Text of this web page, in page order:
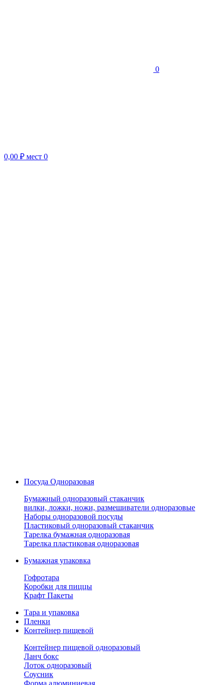
0
0,00 ₽ мест 0
Посуда Одноразовая
Бумажный одноразовый стаканчик
вилки, ложки, ножи, размешиватели одноразовые
Наборы одноразовой посуды
Пластиковый одноразовый стаканчик
Тарелка бумажная одноразовая
Тарелка пластиковая одноразовая
Бумажная упаковка
Гофротара
Коробки для пиццы
Крафт Пакеты
Тара и упаковка
Пленки
Контейнер пищевой
Контейнер пищевой одноразовый
Ланч бокс
Лоток одноразовый
Соусник
Форма алюминиевая